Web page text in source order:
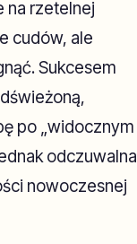
na rzetelnej
cudów, ale
Sukcesem
po „widocznym
odczuwalna
nowoczesnej